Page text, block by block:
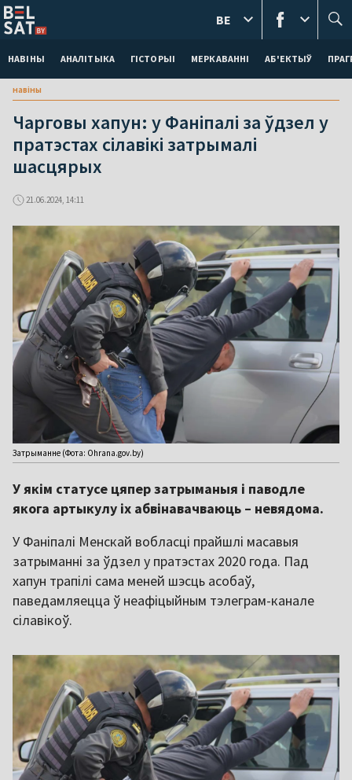
НАВІНЫ АНАЛІТЫКА ГІСТОРЫІ МЕРКАВАННI АБ'ЕКТЫЎ
BE
навіны
Чарговы хапун: у Фаніпалі за ўдзел у
пратэстах сілавікі затрымалі
шасцярых
21.06.2024, 14:11
Затрыманне (Фота: Ohrana.gov.by)
У якім статусе цяпер затрыманыя і паводле
якога артыкулу іх абвінавачваюць – невядома.
У Фаніпалі Менскай вобласці прайшлі масавыя
затрыманні за ўдзел у пратэстах 2020 года. Пад
хапун трапілі сама меней шэсць асобаў,
паведамляецца ў неафіцыйным тэлеграм-канале
сілавікоў.